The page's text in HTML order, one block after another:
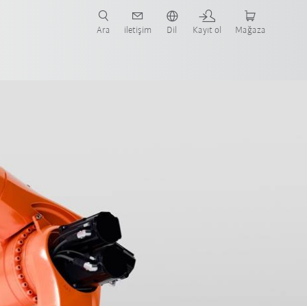
Ara iletişim Dil Kayıt ol Mağaza